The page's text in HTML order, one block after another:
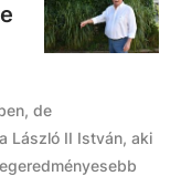
de
László II István, aki